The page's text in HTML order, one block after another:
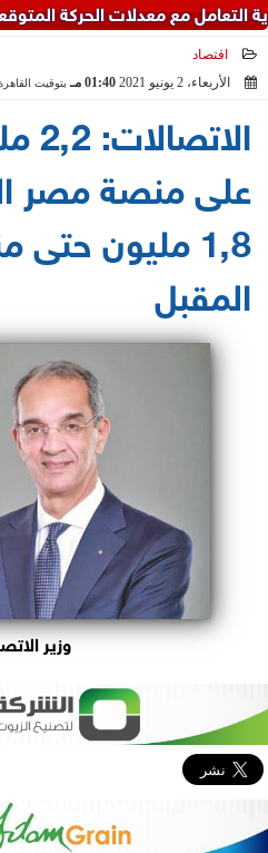
معدلات الحركة المتوقعة خلال
اقتصاد
الأربعاء، 2 يونيو 2021
01:40 مـ بتوقيت
على منصة مصر
1٫8 مليون
المقبل
وزير